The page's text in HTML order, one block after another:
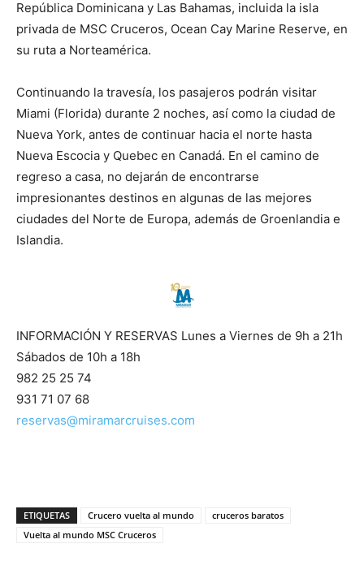
República Dominicana y Las Bahamas, incluida la isla
privada de MSC Cruceros, Ocean Cay Marine Reserve, en
su ruta a Norteamérica.
Continuando la travesía, los pasajeros podrán visitar
Miami (Florida) durante 2 noches, así como la ciudad de
Nueva York, antes de continuar hacia el norte hasta
Nueva Escocia y Quebec en Canadá. En el camino de
regreso a casa, no dejarán de encontrarse
impresionantes destinos en algunas de las mejores
ciudades del Norte de Europa, además de Groenlandia e
Islandia.
INFORMACIÓN Y RESERVAS Lunes a Viernes de 9h a 21h
Sábados de 10h a 18h
982 25 25 74
931 71 07 68
reservas@miramarcruises.com
ETIQUETAS Crucero vuelta al mundo
cruceros baratos
Vuelta al mundo MSC Cruceros